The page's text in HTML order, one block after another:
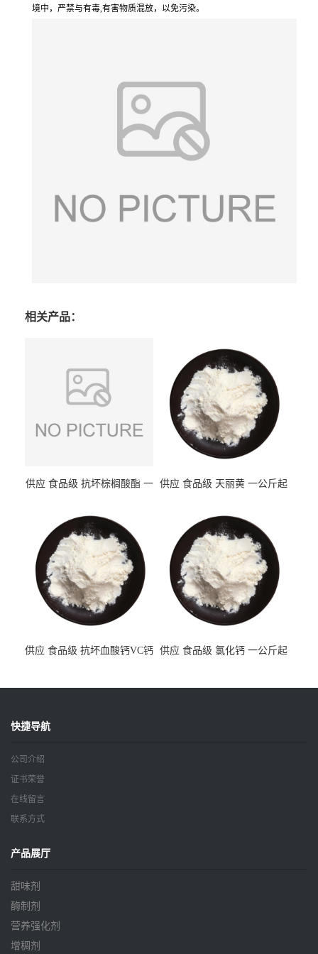
境中，严禁与有毒,有害物质混放，以免污染。
相关产品：
供应 食品级 抗坏棕榈酸酯 一
供应 食品级 天丽黄 一公斤起
供应 食品级 抗坏血酸钙VC钙 供应 食品级 氯化钙 一公斤起
快捷导航
公司介绍
证书荣誉
在线留言
联系方式
产品展厅
甜味剂
酶制剂
营养强化剂
增稠剂